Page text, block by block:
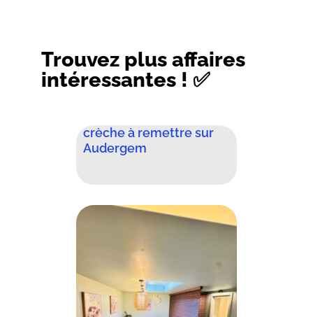
Trouvez plus affaires
intéressantes ! ✅
crèche à remettre sur
Audergem